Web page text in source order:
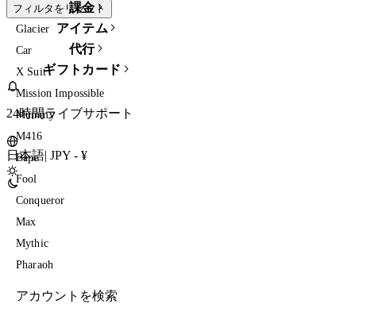
課金
アイテム
代行
ギフトカード
24時間ライブサポート
日本語| JPY - ¥
フィルタをリセット
Glacier
Car
X Suit
Mission Impossible
Mummy
M416
Bape
Fool
Conqueror
Max
Mythic
Pharaoh